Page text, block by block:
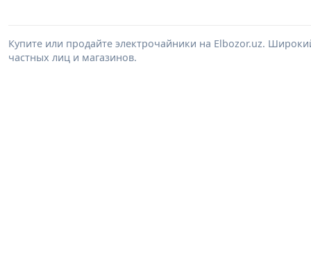
Купите или продайте электрочайники на Elbozor.uz.
частных лиц и магазинов.